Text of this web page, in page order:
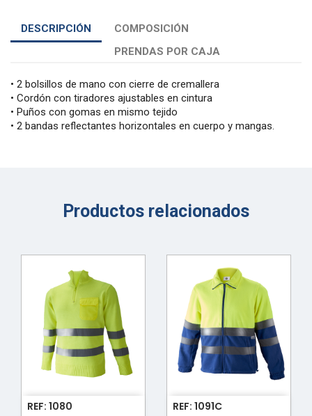
DESCRIPCIÓN
COMPOSICIÓN
PRENDAS POR CAJA
• 2 bolsillos de mano con cierre de cremallera
• Cordón con tiradores ajustables en cintura
• Puños con gomas en mismo tejido
• 2 bandas reflectantes horizontales en cuerpo y mangas.
Productos relacionados
REF: 1080 REF: 1091C